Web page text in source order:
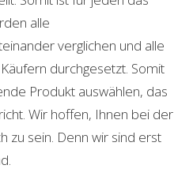
alle
verglichen und alle
durchgesetzt. Somit
Produkt auswählen, das
Wir hoffen, Ihnen bei der
zu sein. Denn wir sind erst